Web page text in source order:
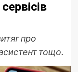
про
тощо.